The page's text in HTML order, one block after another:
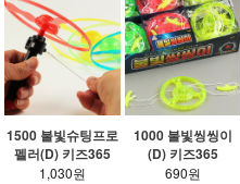
1500 불빛슈팅프로
펠러(D) 키즈365
1,030원
1000 불빛씽씽이
(D) 키즈365
690원